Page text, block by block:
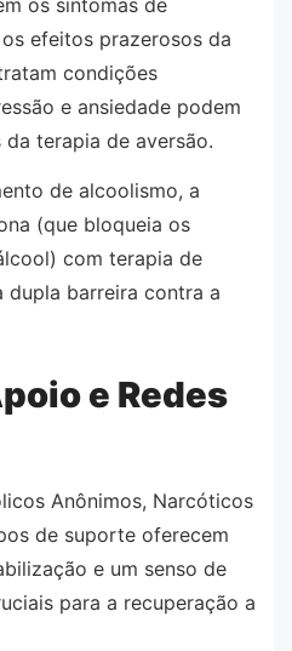
efeitos prazerosos da
condições
e ansiedade podem
terapia de aversão.
de alcoolismo, a
(que bloqueia os
com terapia de
dupla barreira contra a
e Redes
Anônimos, Narcóticos
de suporte oferecem
e um senso de
para a recuperação a